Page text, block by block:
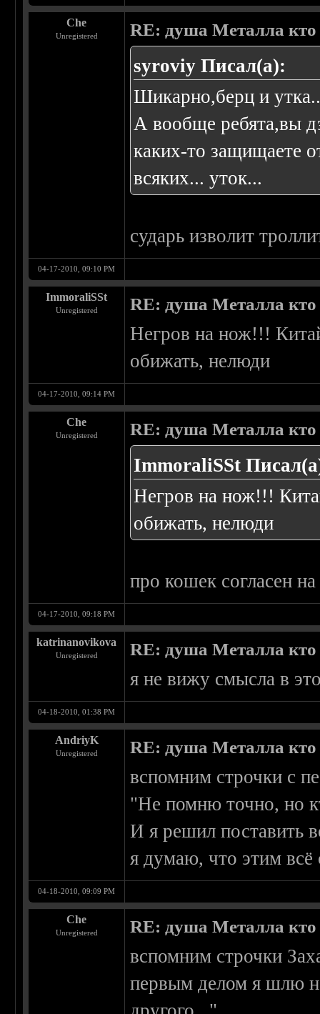
Che
Unregistered RE: душа Металла кто
syroviy Писал(а):
Шикарно,берц и
А вообще ребята,вы
каких-то защищаете
всяких... уток...
сударь изволит
04-17-2010, 09:10 PM
ImmoraliSSt
Unregistered RE: душа Металла кто
Негров на нож!!!
обижать, нелюди
04-17-2010, 09:14 PM
Che
Unregistered RE: душа Металла кто
ImmoraliSSt
Негров на нож!!!
обижать, нелюди
про кошек согласен
04-17-2010, 09:18 PM
katrinanovikova
Unregistered RE: душа Металла кто
я не вижу смысла в
04-18-2010, 01:38 PM
AndriyK
Unregistered RE: душа Металла кто
вспомним строчки с
"Не помню точно, но
И я решил поставить
я думаю, что этим всё
04-18-2010, 09:09 PM
Che
Unregistered RE: душа Металла кто
вспомним строчки
первым делом я шлю